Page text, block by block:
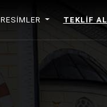
RESIMLER TEKLIF AL